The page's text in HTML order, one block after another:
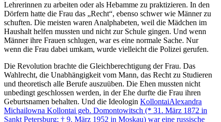
Lehrerinnen zu arbeiten oder als Hebamme zu praktizieren. In den
Dörfern hatte die Frau das
Recht , ebenso schwer wie Männer zu
schuften. Die meisten waren Analphabeten, weil die Mädchen im
Haushalt helfen mussten und nicht zur Schule gingen. Und wenn
Männer ihre Frauen schlugen, war es eine normale Sache. Nur
wenn die Frau dabei umkam, wurde vielleicht die Polizei gerufen.
Die Revolution brachte die Gleichberechtigung der Frau. Das
Wahlrecht, die Unabhängigkeit vom Mann, das Recht zu Studieren
und theoretisch alle Berufe auszuüben. Die Ehen mussten nicht
unbedingt geschlossen werden, in der Ehe durfte die Frau ihren
Geburtsnamen behalten. Und die Ideologin KollontaiAlexandra
Michailowna Kollontai geb. Domontowitsch (* 31. März 1872 in
Sankt Petersburg; † 9. März 1952 in Moskau) war eine russische